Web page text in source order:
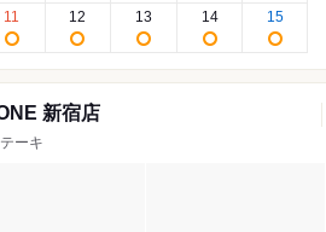
11 12 13 14 15
新宿店
ーキ